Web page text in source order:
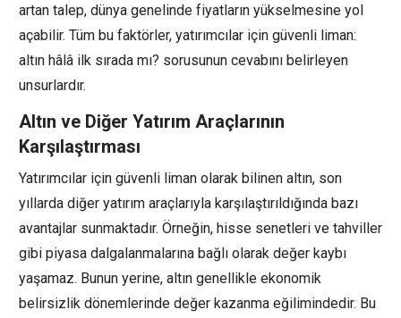
artan talep, dünya genelinde fiyatların yükselmesine yol
açabilir. Tüm bu faktörler, yatırımcılar için güvenli liman:
altın hâlâ ilk sırada mı? sorusunun cevabını belirleyen
unsurlardır.
Altın ve Diğer Yatırım Araçlarının
Karşılaştırması
Yatırımcılar için güvenli liman olarak bilinen altın, son
yıllarda diğer yatırım araçlarıyla karşılaştırıldığında bazı
avantajlar sunmaktadır. Örneğin, hisse senetleri ve tahviller
gibi piyasa dalgalanmalarına bağlı olarak değer kaybı
yaşamaz. Bunun yerine, altın genellikle ekonomik
belirsizlik dönemlerinde değer kazanma eğilimindedir. Bu